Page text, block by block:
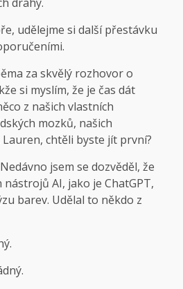
udělejme si další přestávku
za skvělý rozhovor o
si myslím, že je čas dát
z našich vlastních
mozků, našich
chtěli byste jít první?
jsem se dozvěděl, že
AI, jako je ChatGPT,
barev. Udělal to někdo z